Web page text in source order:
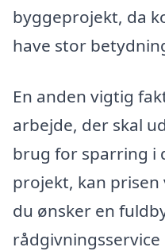
byggeprojekt, da
have stor
En anden vigtig
arbejde, der skal
brug for sparring i
projekt, kan
du ønsker en